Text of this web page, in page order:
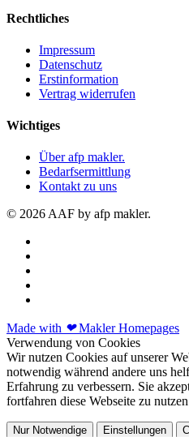
Rechtliches
Impressum
Datenschutz
Erstinformation
Vertrag widerrufen
Wichtiges
Über afp makler.
Bedarfsermittlung
Kontakt zu uns
© 2026 AAF by afp makler.
Made with ❤Makler Homepages
Verwendung von Cookies
Wir nutzen Cookies auf unserer
notwendig während andere uns
Erfahrung zu verbessern. Sie
fortfahren diese Webseite zu
Nur Notwendige Einstellungen